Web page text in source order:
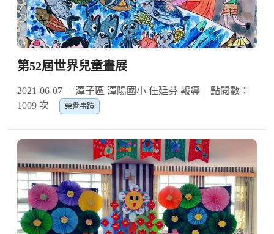
第52屆世界兒童畫展
2021-06-07 潭子區 潭陽國小 任廷芬 報導
點閱數：
1009 次
榮譽事蹟